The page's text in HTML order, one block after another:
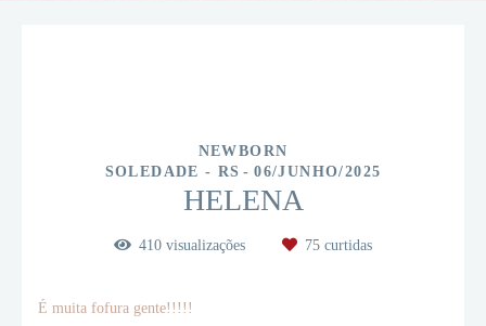
NEWBORN
SOLEDADE - RS
06/JUNHO/2025
HELENA
410 visualizações 75 curtidas
É muita fofura gente!!!!!